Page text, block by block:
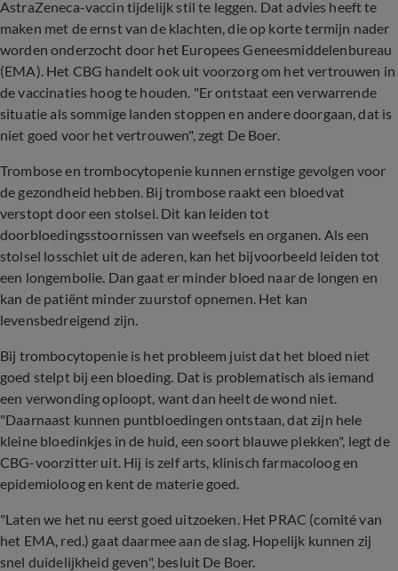
AstraZeneca-vaccin tijdelijk stil te leggen. Dat advies heeft te
maken met de ernst van de klachten, die op korte termijn nader
worden onderzocht door het Europees Geneesmiddelenbureau
(EMA). Het CBG handelt ook uit voorzorg om het vertrouwen in
de vaccinaties hoog te houden. "Er ontstaat een verwarrende
situatie als sommige landen stoppen en andere doorgaan, dat is
niet goed voor het vertrouwen", zegt De Boer.
Trombose en trombocytopenie kunnen ernstige gevolgen voor
de gezondheid hebben. Bij trombose raakt een bloedvat
verstopt door een stolsel. Dit kan leiden tot
doorbloedingsstoornissen van weefsels en organen. Als een
stolsel losschiet uit de aderen, kan het bijvoorbeeld leiden tot
een longembolie. Dan gaat er minder bloed naar de longen en
kan de patiënt minder zuurstof opnemen. Het kan
levensbedreigend zijn.
Bij trombocytopenie is het probleem juist dat het bloed niet
goed stelpt bij een bloeding. Dat is problematisch als iemand
een verwonding oploopt, want dan heelt de wond niet.
"Daarnaast kunnen puntbloedingen ontstaan, dat zijn hele
kleine bloedinkjes in de huid, een soort blauwe plekken", legt de
CBG-voorzitter uit. Hij is zelf arts, klinisch farmacoloog en
epidemioloog en kent de materie goed.
"Laten we het nu eerst goed uitzoeken. Het PRAC (comité van
het EMA, red.) gaat daarmee aan de slag. Hopelijk kunnen zij
snel duidelijkheid geven", besluit De Boer.